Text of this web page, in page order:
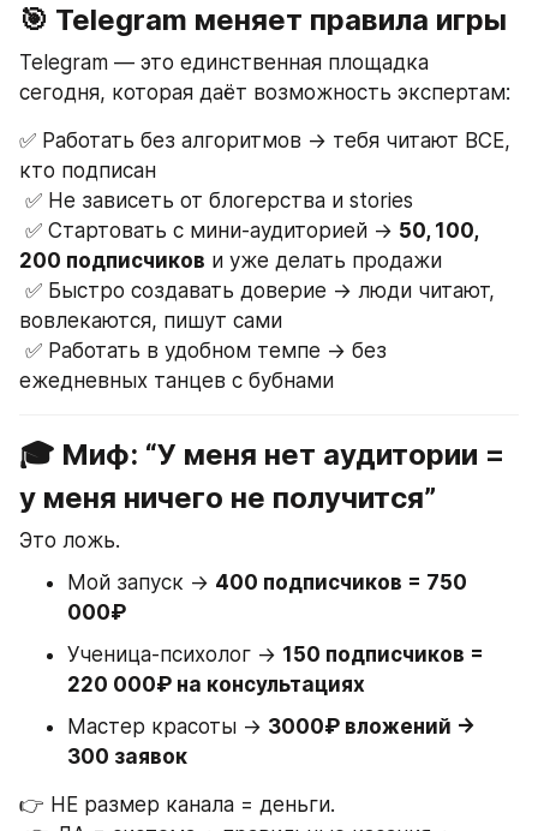
🎯 Telegram меняет правила игры
Telegram — это единственная площадка
сегодня, которая даёт возможность экспертам:
✅ Работать без алгоритмов → тебя читают ВСЕ,
кто подписан
✅ Не зависеть от блогерства и stories
✅ Стартовать с мини-аудиторией → 50, 100,
200 подписчиков и уже делать продажи
вовлекаются, пишут сами
ежедневных танцев с бубнами
🎓 Миф: “У меня нет аудитории =
у меня ничего не получится”
Это ложь.
Мой запуск → 400 подписчиков = 750
000₽
Ученица-психолог → 150 подписчиков =
220 000₽ на консультациях
Мастер красоты → 3000₽ вложений →
300 заявок
👉 НЕ размер канала = деньги.